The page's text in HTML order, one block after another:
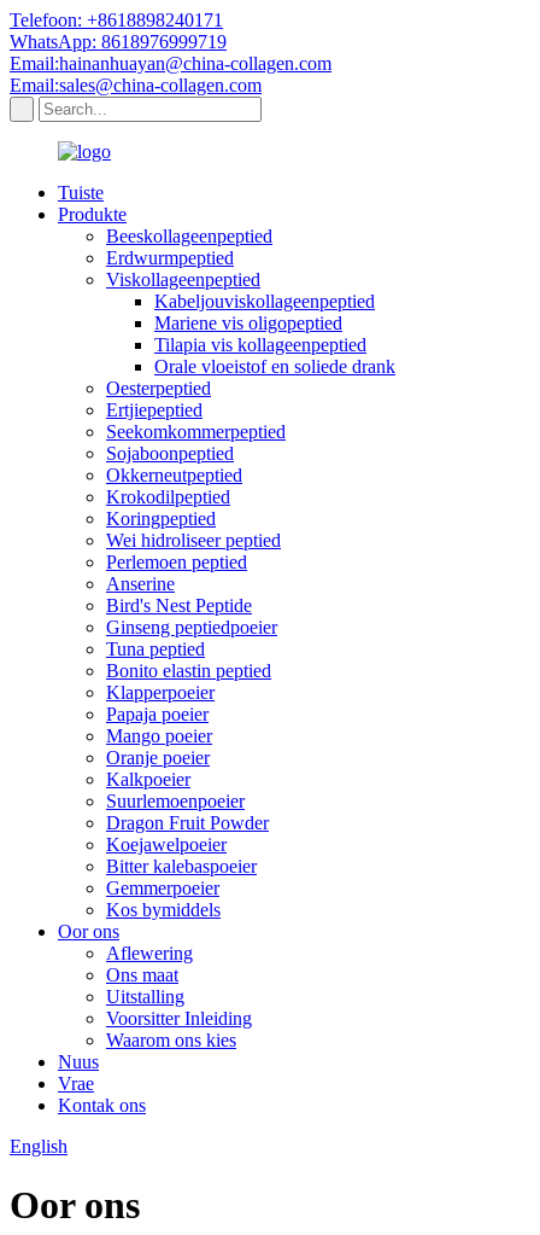
Telefoon: +8618898240171
WhatsApp: 8618976999719
Email:hainanhuayan@china-collagen.com
Email:sales@china-collagen.com
Tuiste
Produkte
Beeskollageenpeptied
Erdwurmpeptied
Viskollageenpeptied
Kabeljouviskollageenpeptied
Mariene vis oligopeptied
Tilapia vis kollageenpeptied
Orale vloeistof en soliede drank
Oesterpeptied
Ertjiepeptied
Seekomkommerpeptied
Sojaboonpeptied
Okkerneutpeptied
Krokodilpeptied
Koringpeptied
Wei hidroliseer peptied
Perlemoen peptied
Anserine
Bird's Nest Peptide
Ginseng peptiedpoeier
Tuna peptied
Bonito elastin peptied
Klapperpoeier
Papaja poeier
Mango poeier
Oranje poeier
Kalkpoeier
Suurlemoenpoeier
Dragon Fruit Powder
Koejawelpoeier
Bitter kalebaspoeier
Gemmerpoeier
Kos bymiddels
Oor ons
Aflewering
Ons maat
Uitstalling
Voorsitter Inleiding
Waarom ons kies
Nuus
Vrae
Kontak ons
English
Oor ons